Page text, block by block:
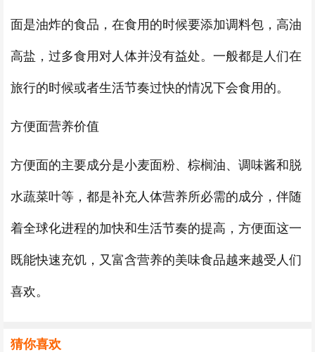
面是油炸的食品，在食用的时候要添加调料包，高油
高盐，过多食用对人体并没有益处。一般都是人们在
旅行的时候或者生活节奏过快的情况下会食用的。
方便面营养价值
方便面的主要成分是小麦面粉、棕榈油、调味酱和脱
水蔬菜叶等，都是补充人体营养所必需的成分，伴随
着全球化进程的加快和生活节奏的提高，方便面这一
既能快速充饥，又富含营养的美味食品越来越受人们
喜欢。
猜你喜欢